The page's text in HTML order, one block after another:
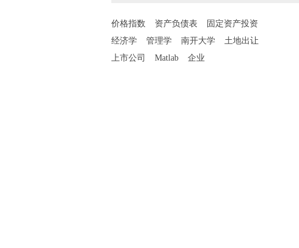
价格指数 资产负债表
固定资产投资
经济学
管理学 南开大学
土地出让
上市公司
Matlab 企业